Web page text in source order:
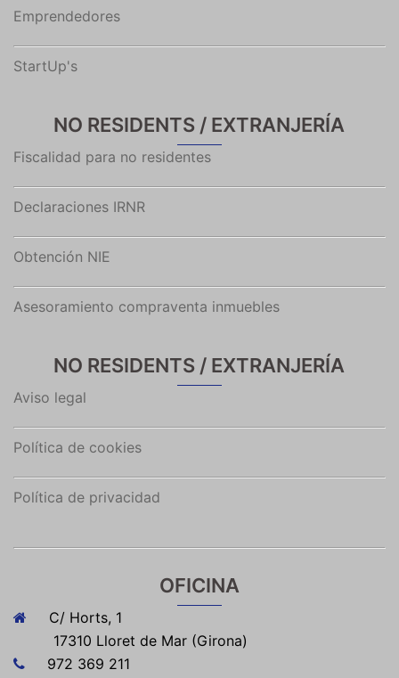
Emprendedores
StartUp's
NO RESIDENTS / EXTRANJERÍA
Fiscalidad para no residentes
Declaraciones IRNR
Obtención NIE
Asesoramiento compraventa inmuebles
NO RESIDENTS / EXTRANJERÍA
Aviso legal
Política de cookies
Política de privacidad
OFICINA
C/ Horts, 1
17310 Lloret de Mar (Girona)
972 369 211